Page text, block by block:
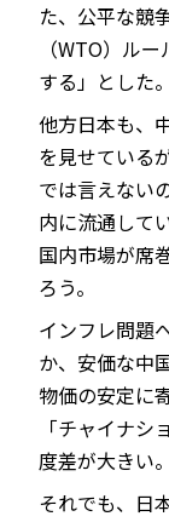
た、公平な競
（WTO）ル
する」とした。
他方日本も、
を見せている
では言えない
内に流通して
国内市場が席
ろう。
インフレ問題
か、安価な中
物価の安定に
「チャイナ
度差が大きい。
それでも、日